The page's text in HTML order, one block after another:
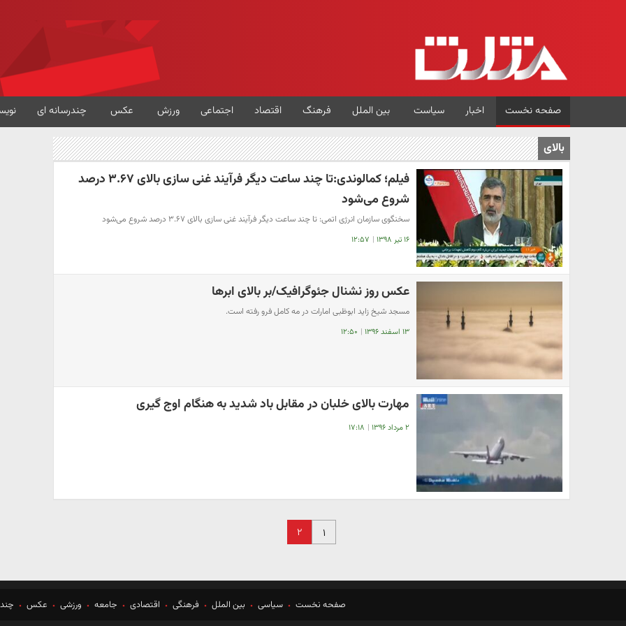
صفحه نخست اخبار سیاست بین الملل فرهنگ اقتصاد اجتماعی ورزش عکس چندرسانه ای
بالای
فیلم؛ کمالوندی:تا چند ساعت دیگر فرآیند غنی سازی بالای ۳.۶۷ درصد
شروع می‌شود
سخنگوی سازمان انرژی اتمی: تا چند ساعت دیگر فرآیند غنی سازی بالای ۳.۶۷ درصد شروع می‌شود
۱۶ تیر ۱۳۹۸ | ۱۲:۵۷
عکس روز نشنال جئوگرافیک/بر بالای ابرها
مسجد شیخ زاید ابوظبی امارات در مه کامل فرو رفته است.
۱۳ اسفند ۱۳۹۶ | ۱۲:۵۰
مهارت بالای خلبان در مقابل باد شدید به هنگام اوج گیری
۲ مرداد ۱۳۹۶ | ۱۷:۱۸
۱ ۲
صفحه نخست سیاسی بین الملل فرهنگی اقتصادی جامعه ورزشی عکس